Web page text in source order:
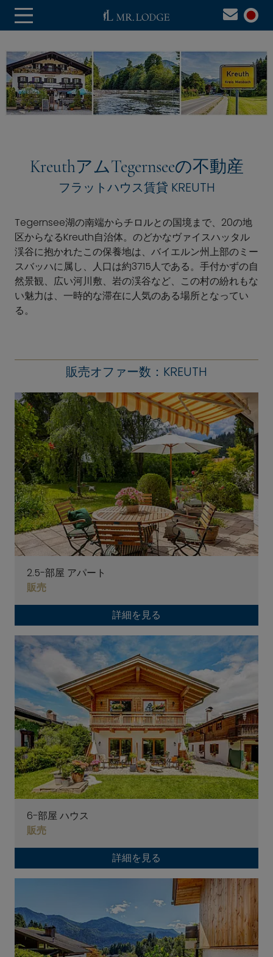
KreuthアムTegernseeの不動産
フラットハウス賃貸 KREUTH
Tegernsee湖の南端からチロルとの国境まで、20の地
区からなるKreuth自治体。のどかなヴァイスハッタル
渓谷に抱かれたこの保養地は、バイエルン州上部のミー
スバッハに属し、人口は約3715人である。手付かずの自
然景観、広い河川敷、岩の渓谷など、この村の紛れもな
い魅力は、一時的な滞在に人気のある場所となってい
る。
販売オファー数：KREUTH
2.5-部屋 アパート
販売
詳細を見る
6-部屋 ハウス
販売
詳細を見る